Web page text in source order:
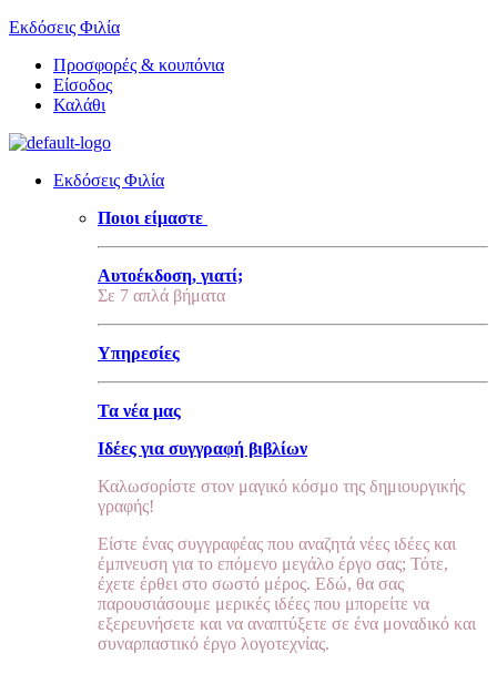
Εκδόσεις Φιλία
Προσφορές & κουπόνια
Είσοδος
Καλάθι
Εκδόσεις Φιλία
Ποιοι είμαστε
Αυτοέκδοση, γιατί;
Σε 7 απλά βήματα
Υπηρεσίες
Τα νέα μας
Ιδέες για συγγραφή βιβλίων
Καλωσορίστε στον μαγικό κόσμο της δημιουργικής
γραφής!
Είστε ένας συγγραφέας που αναζητά νέες ιδέες και
έμπνευση για το επόμενο μεγάλο έργο σας; Τότε,
έχετε έρθει στο σωστό μέρος. Εδώ, θα σας
παρουσιάσουμε μερικές ιδέες που μπορείτε να
εξερευνήσετε και να αναπτύξετε σε ένα μοναδικό και
συναρπαστικό έργο λογοτεχνίας.